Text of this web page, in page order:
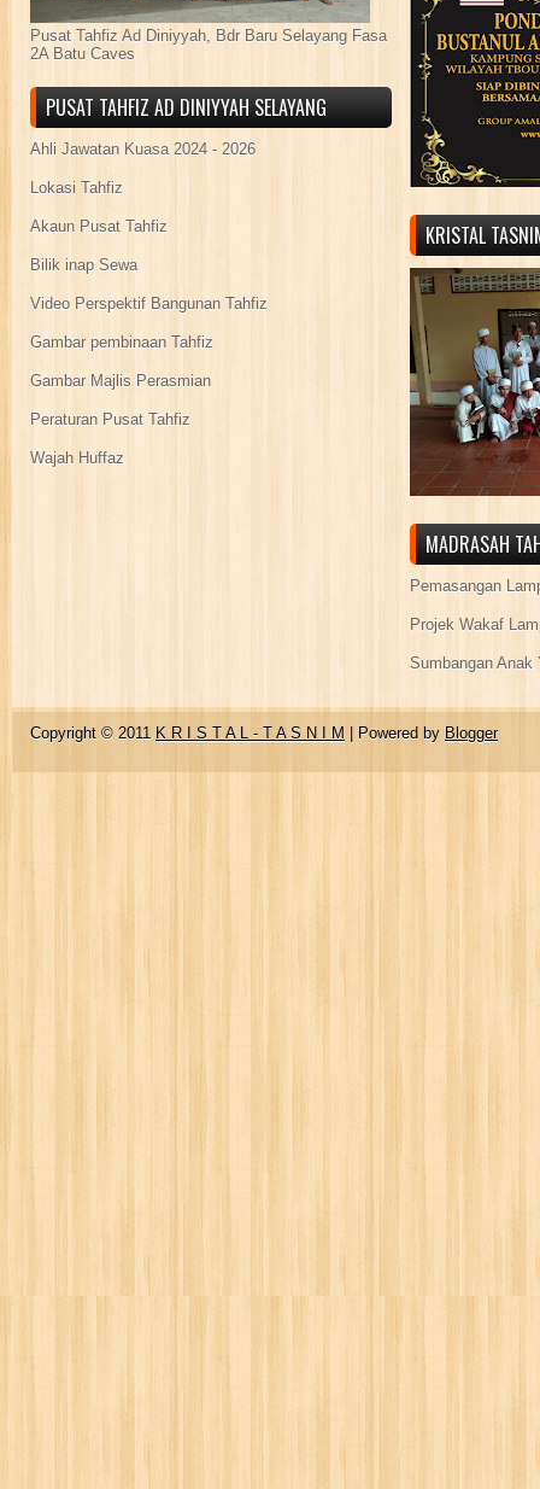
Pusat Tahfiz Ad Diniyyah, Bdr Baru Selayang Fasa
2A Batu Caves
PUSAT TAHFIZ AD DINIYYAH SELAYANG
Ahli Jawatan Kuasa 2024 - 2026
Lokasi Tahfiz
Akaun Pusat Tahfiz
Bilik inap Sewa
Video Perspektif Bangunan Tahfiz
Gambar pembinaan Tahfiz
Gambar Majlis Perasmian
Peraturan Pusat Tahfiz
Wajah Huffaz
KRISTAL
MADRASAH
Pemasangan
Projek Wakaf
Sumbangan Anak
Copyright © 2011 K R I S T A L - T A S N I M | Powered by Blogger